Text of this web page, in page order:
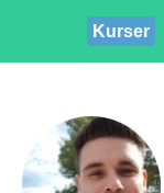
Kurser